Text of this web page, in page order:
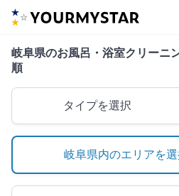
岐阜県のお風呂・浴室クリーニ
順
タイプを選択
岐阜県内のエリアを選